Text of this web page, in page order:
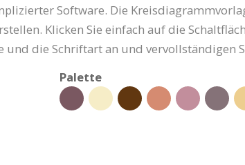
Software. Die
Klicken Sie einfach auf die
und die Schriftart an und vervollständigen
Palette